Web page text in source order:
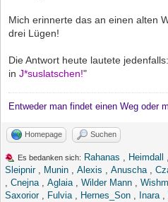
Mich erinnerte das an einen alten
drei Lügen!
Die Antwort heute lautete
in J*suslatschen!"
Entweder man findet einen Weg oder
Homepage Suchen
Es bedanken sich: Rahanas , Heimdall ,
Sleipnir, Munin , Alexis , Anuscha,
, Cnejna, Aglaia, Wilder Mann ,
Saxorior, Fulvia, Hernes_Son , Inara,